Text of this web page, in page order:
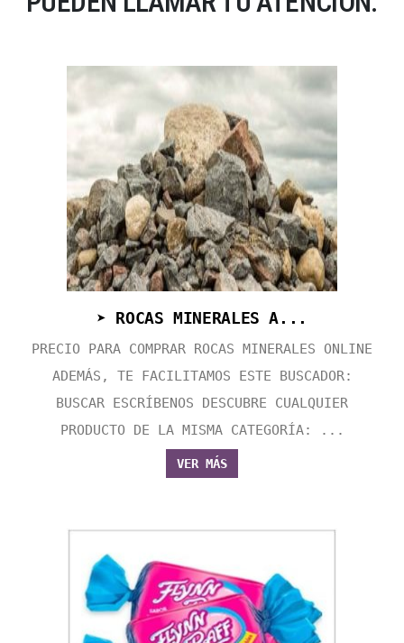
➤ ROCAS MINERALES A...
PRECIO PARA COMPRAR ROCAS MINERALES ONLINE
ADEMÁS, TE FACILITAMOS ESTE BUSCADOR:
BUSCAR ESCRÍBENOS DESCUBRE CUALQUIER
PRODUCTO DE LA MISMA CATEGORÍA: ...
VER MÁS